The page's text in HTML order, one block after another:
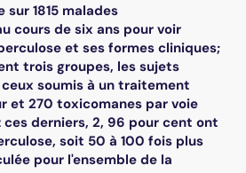
1815 malades
cours de six ans pour voir
et ses formes cliniques;
trois groupes, les sujets
soumis à un traitement
et 270 toxicomanes par voie
ces derniers, 2, 96 pour cent ont
soit 50 à 100 fois plus
pour l'ensemble de la